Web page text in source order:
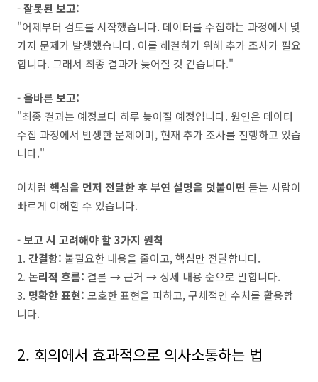
-잘못된 보고:
"어제부터 검토를 시작했습니다. 데이터를 수집하는 과정에서 몇
가지 문제가 발생했습니다. 이를 해결하기 위해 추가 조사가 필요
합니다. 그래서 최종 결과가 늦어질 것 같습니다."
-올바른 보고:
"최종 결과는 예정보다 하루 늦어질 예정입니다. 원인은 데이터
수집 과정에서 발생한 문제이며, 현재 추가 조사를 진행하고 있습
니다."
이처럼 핵심을 먼저 전달한 후 부연 설명을 덧붙이면 듣는 사람이
빠르게 이해할 수 있습니다.
-보고 시 고려해야 할 3가지 원칙
1. 간결함: 불필요한 내용을 줄이고, 핵심만 전달합니다.
2. 논리적 흐름: 결론 → 근거 → 상세 내용 순으로 말합니다.
3. 명확한 표현: 모호한 표현을 피하고, 구체적인 수치를 활용합
니다.
2. 회의에서 효과적으로 의사소통하는 법